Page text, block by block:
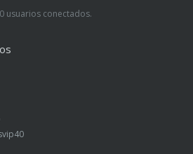
usuarios conectados.